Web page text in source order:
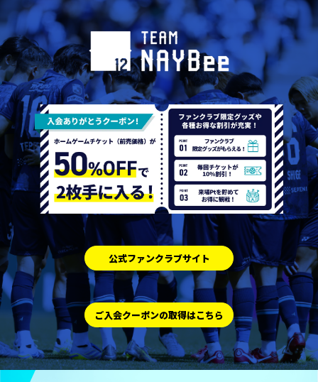
公式ファンクラブサイト
ご入会クーポンの取得はこちら